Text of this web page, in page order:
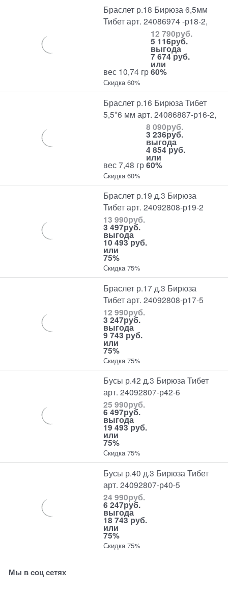
Браслет р.18 Бирюза 6,5мм
Тибет арт. 24086974 -р18-2,
вес 10,74 гр
12 790руб.
5 116руб.
выгода
7 674 руб.
или
60%
Скидка 60%
Браслет р.16 Бирюза Тибет
5,5*6 мм арт. 24086887-р16-2,
вес 7,48 гр
8 090руб.
3 236руб.
выгода
4 854 руб.
или
60%
Скидка 60%
Браслет р.19 д.3 Бирюза
Тибет арт. 24092808-р19-2
13 990руб.
3 497руб.
выгода
10 493 руб.
или
75%
Скидка 75%
Браслет р.17 д.3 Бирюза
Тибет арт. 24092808-р17-5
12 990руб.
3 247руб.
выгода
9 743 руб.
или
75%
Скидка 75%
Бусы р.42 д.3 Бирюза Тибет
арт. 24092807-р42-6
25 990руб.
6 497руб.
выгода
19 493 руб.
или
75%
Скидка 75%
Бусы р.40 д.3 Бирюза Тибет
арт. 24092807-р40-5
24 990руб.
6 247руб.
выгода
18 743 руб.
или
75%
Скидка 75%
Мы в соц сетях